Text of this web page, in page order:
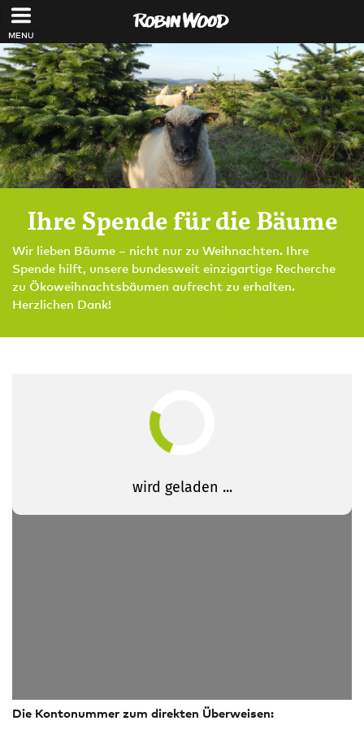
Direkt zum Inhalt
Ihre Spende für die Bäume
Wir lieben Bäume – nicht nur zu Weihnachten. Ihre
Spende hilft, unsere bundesweit einzigartige Recherche
zu Ökoweihnachtsbäumen aufrecht zu erhalten.
Herzlichen Dank!
Die Kontonummer zum direkten Überweisen: